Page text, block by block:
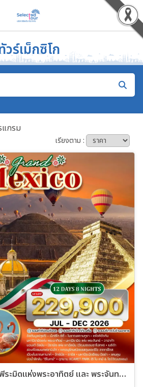
วร์เม็กซิโก
าโปรแกรมทัวร์
แกรม
เรียงตาม :
ทัวร์แกรนด์แม็กซิโก พีระมิดแห่งพระอาทิตย์ และ พระจันทร์ 12 วัน (TK) JUL - DEC 2026